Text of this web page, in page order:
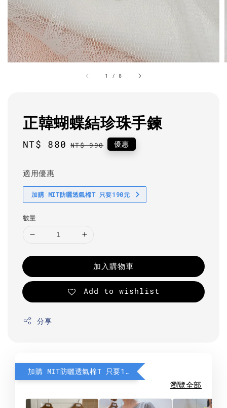
1 / 8
正韓蝴蝶結珍珠手鍊
Sale
NT$ 880 Regular
NT$ 990 優惠
適用優惠
加購 MIT防曬透氣棉T 只要190元
數量
加入購物車
Add to wishlist
分享
加購 MIT防曬透氣棉T 只要190元
瀏覽全部